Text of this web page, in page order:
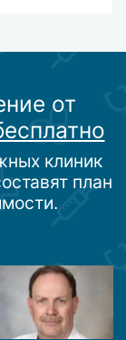
от
клиник
план